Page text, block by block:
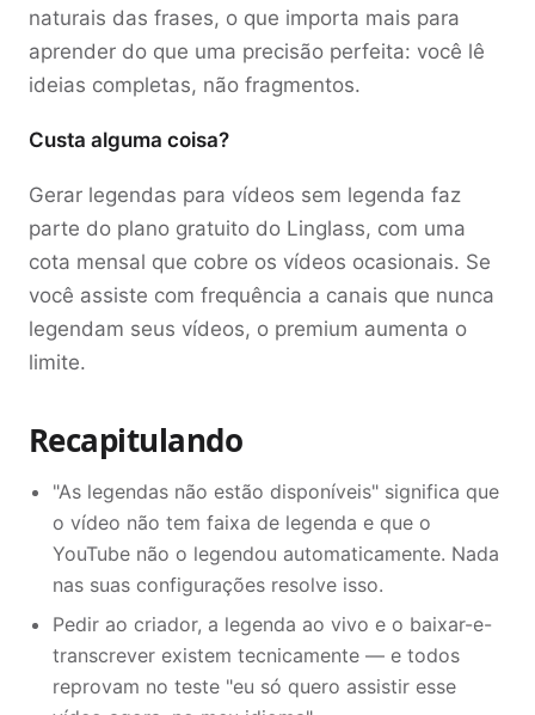
naturais das frases, o que importa mais para
aprender do que uma precisão perfeita: você lê
ideias completas, não fragmentos.
Custa alguma coisa?
Gerar legendas para vídeos sem legenda faz
parte do plano gratuito do Linglass, com uma
cota mensal que cobre os vídeos ocasionais. Se
você assiste com frequência a canais que nunca
legendam seus vídeos, o premium aumenta o
limite.
Recapitulando
"As legendas não estão disponíveis" significa que
o vídeo não tem faixa de legenda e que o
YouTube não o legendou automaticamente. Nada
nas suas configurações resolve isso.
Pedir ao criador, a legenda ao vivo e o baixar-e-
transcrever existem tecnicamente — e todos
reprovam no teste "eu só quero assistir esse